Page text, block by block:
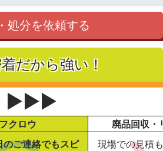
処分を依頼する
だから強い！
▶▶▶
フクロウ 廃品回収・
のご連絡でもスピ
現場での見積